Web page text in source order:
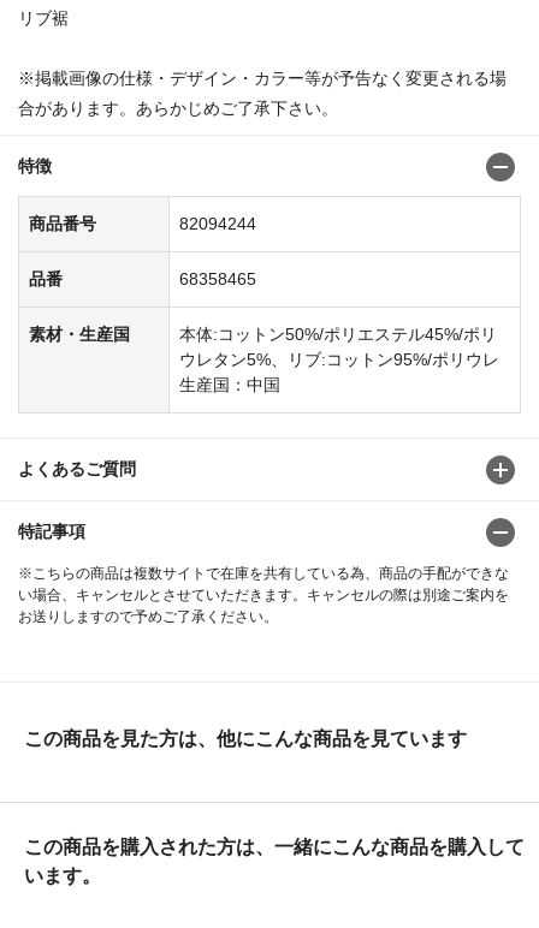
リブ裾
※掲載画像の仕様・デザイン・カラー等が予告なく変更される場
合があります。あらかじめご了承下さい。
特徴
商品番号 82094244
品番 68358465
素材・生産国
本体:コットン50%/ポリエステル45%/ポリ
ウレタン5%、リブ:コットン95%/ポリウレ
生産国：中国
よくあるご質問
特記事項
※こちらの商品は複数サイトで在庫を共有している為、商品の手配ができな
い場合、キャンセルとさせていただきます。キャンセルの際は別途ご案内を
お送りしますので予めご了承ください。
この商品を見た方は、他にこんな商品を見ています
この商品を購入された方は、一緒にこんな商品を購入して
います。